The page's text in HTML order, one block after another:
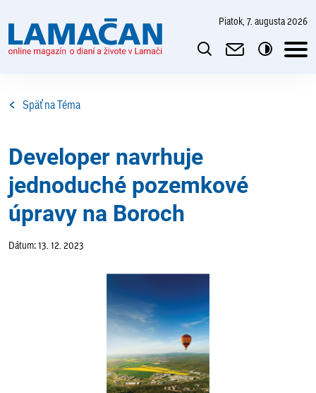
piatok, 7. augusta 2026
Späť na Téma
Developer navrhuje
jednoduché pozemkové
úpravy na Boroch
Dátum: 13. 12. 2023